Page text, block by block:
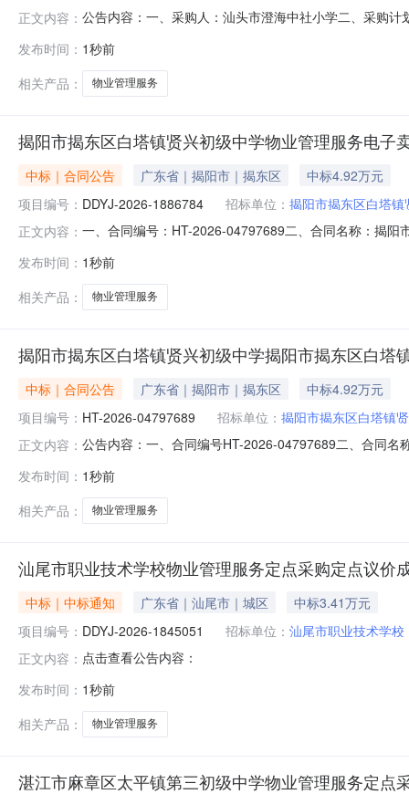
正文内容： 公告内容：一、采购人：汕头市澄海中社小学二、采购
发布时间： 1秒前
相关产品：
物业管理服务
揭阳市揭东区白塔镇贤兴初级中学物业管理服务电子
中标｜合同公告 广东省｜揭阳市｜揭东区
中标4.92万元
项目编号： DDYJ-2026-1886784 招标单位： 揭阳市揭东区白塔
正文内容： 一、合同编号：HT-2026-04797689二、合同名称：揭
13922678387供应商（乙方）：广东顺安保安服务有限
发布时间： 1秒前
相关产品：
物业管理服务
揭阳市揭东区白塔镇贤兴初级中学揭阳市揭东区白
中标｜合同公告 广东省｜揭阳市｜揭东区
中标4.92万元
项目编号： HT-2026-04797689 招标单位： 揭阳市揭东区白塔镇
正文内容： 公告内容：一、合同编号HT-2026-04797689二、合同
13922678387供应商(乙方)：广东顺安保安服务有限公
发布时间： 1秒前
相关产品：
物业管理服务
汕尾市职业技术学校物业管理服务定点采购定点议价
中标｜中标通知 广东省｜汕尾市｜城区
中标3.41万元
项目编号： DDYJ-2026-1845051 招标单位： 汕尾市职业技术学校
正文内容： 点击查看公告内容：
发布时间： 1秒前
相关产品：
物业管理服务
湛江市麻章区太平镇第三初级中学物业管理服务定点